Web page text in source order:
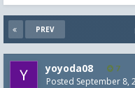
PREV
yoyoda08 7
Posted September 8,